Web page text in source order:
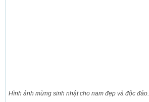
Hình ảnh mừng sinh nhật cho nam đẹp và độc đáo.